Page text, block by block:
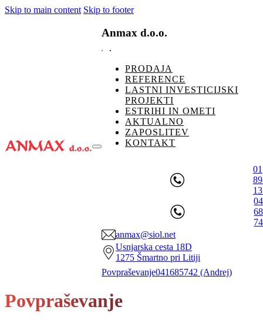
Skip to main content Skip to footer
Anmax d.o.o.
PRODAJA
REFERENCE
LASTNI INVESTICIJSKI
PROJEKTI
ESTRIHI IN OMETI
AKTUALNO
ZAPOSLITEV
KONTAKT
01
anmax@siol.net
Usnjarska cesta 18D
1275 Šmartno pri Litiji
Povpraševanje041685742 (Andrej)
Povpraševanje